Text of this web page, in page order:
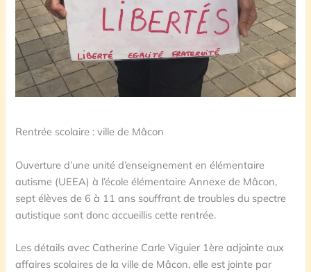
Rentrée scolaire : ville de Mâcon
Ouverture d’une unité d’enseignement en élémentaire
autisme (UEEA) à l’école élémentaire Annexe de Mâcon,
sept élèves de 6 à 11 ans souffrant de troubles du spectre
autistique sont donc accueillis cette rentrée.
Les détails avec Catherine Carle Viguier 1ère adjointe aux
affaires scolaires de la ville de Mâcon, elle est jointe par